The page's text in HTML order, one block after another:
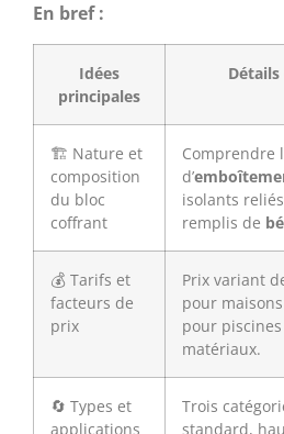
En bref :
Idées
principales
🏗️ Nature et
composition
du bloc
coffrant
Comprendre
d’
isolants
remplis de
💰 Tarifs et
facteurs de
prix
Prix variant
pour
pour
matériaux.
🔄 Types et
applications
Trois
standard,